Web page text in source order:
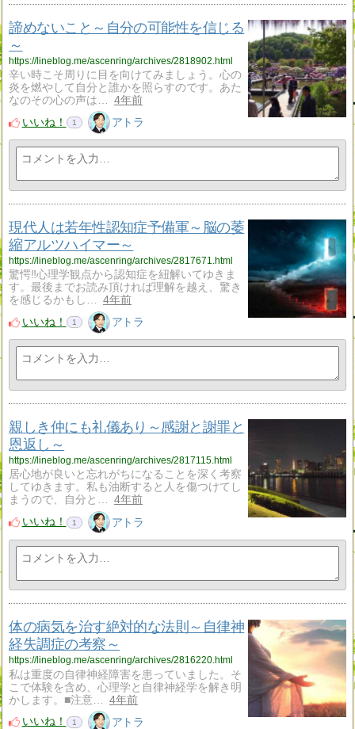
諦めないこと～自分の可能性を信じる
～
https://lineblog.me/ascenring/archives/2818902.html
辛い時こそ周りに目を向けてみましょう。心の
炎を燃やして自分と誰かを照らすのです。あた
なのその心の声は…
4年前
いいね！
1 アトラ
現代人は若年性認知症予備軍～脳の萎
縮アルツハイマー～
https://lineblog.me/ascenring/archives/2817671.html
驚愕‼️心理学観点から認知症を紐解いてゆきま
す。最後までお読み頂ければ理解を越え、驚き
を感じるかもし…
4年前
いいね！
1 アトラ
親しき仲にも礼儀あり～感謝と謝罪と
恩返し～
https://lineblog.me/ascenring/archives/2817115.html
居心地が良いと忘れがちになることを深く考察
してゆきます。私も油断すると人を傷つけてし
まうので、自分と…
4年前
いいね！
1 アトラ
体の病気を治す絶対的な法則～自律神
経失調症の考察～
https://lineblog.me/ascenring/archives/2816220.html
私は重度の自律神経障害を患っていました。そ
こで体験を含め、心理学と自律神経学を解き明
かします。■注意…
4年前
いいね！
1 アトラ